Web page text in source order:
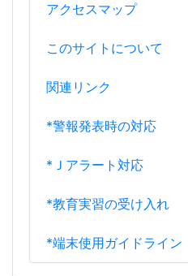
関連リンク
*警報発表時の対応
*Ｊアラート対応
*教育実習の受け入れ
*端末使用ガイドライン
タイトル
体育祭